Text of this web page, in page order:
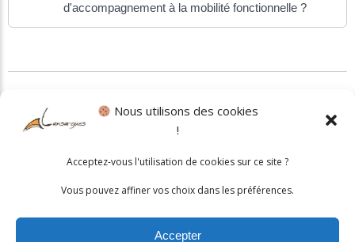
Nous utilisons des cookies
!
Acceptez-vous l'utilisation de cookies sur ce site ?
Vous pouvez affiner vos choix dans les préférences.
Accepter
d'accompagnement à la mobilité fonctionnelle ?
Politique cookies•Mentions légales